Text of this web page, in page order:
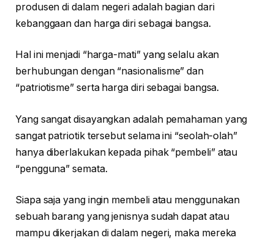
produsen di dalam negeri adalah bagian dari
kebanggaan dan harga diri sebagai bangsa.
Hal ini menjadi “harga-mati” yang selalu akan
berhubungan dengan “nasionalisme” dan
“patriotisme” serta harga diri sebagai bangsa.
Yang sangat disayangkan adalah pemahaman yang
sangat patriotik tersebut selama ini “seolah-olah”
hanya diberlakukan kepada pihak “pembeli” atau
“pengguna” semata.
Siapa saja yang ingin membeli atau menggunakan
sebuah barang yang jenisnya sudah dapat atau
mampu dikerjakan di dalam negeri, maka mereka